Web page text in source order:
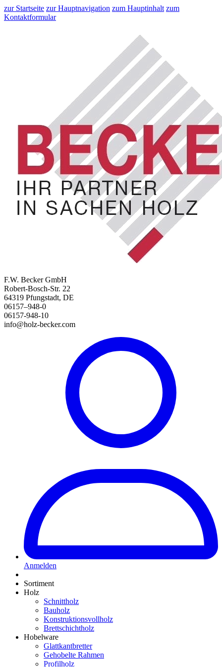
zur Startseite zur Hauptnavigation zum Hauptinhalt zum
Kontaktformular
F.W. Becker GmbH
Robert-Bosch-Str. 22
64319 Pfungstadt, DE
06157–948-0
06157-948-10
info@holz-becker.com
Anmelden
Sortiment
Holz
Schnittholz
Bauholz
Konstruktionsvollholz
Brettschichtholz
Hobelware
Glattkantbretter
Gehobelte Rahmen
Profilholz